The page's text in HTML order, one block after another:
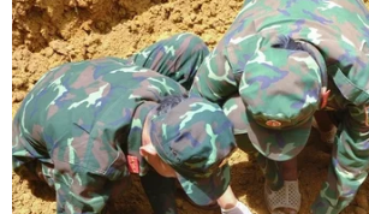
TIN LIÊN QUAN